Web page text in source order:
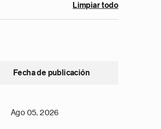
Limpiar todo
Fecha de publicación
Ago 05, 2026